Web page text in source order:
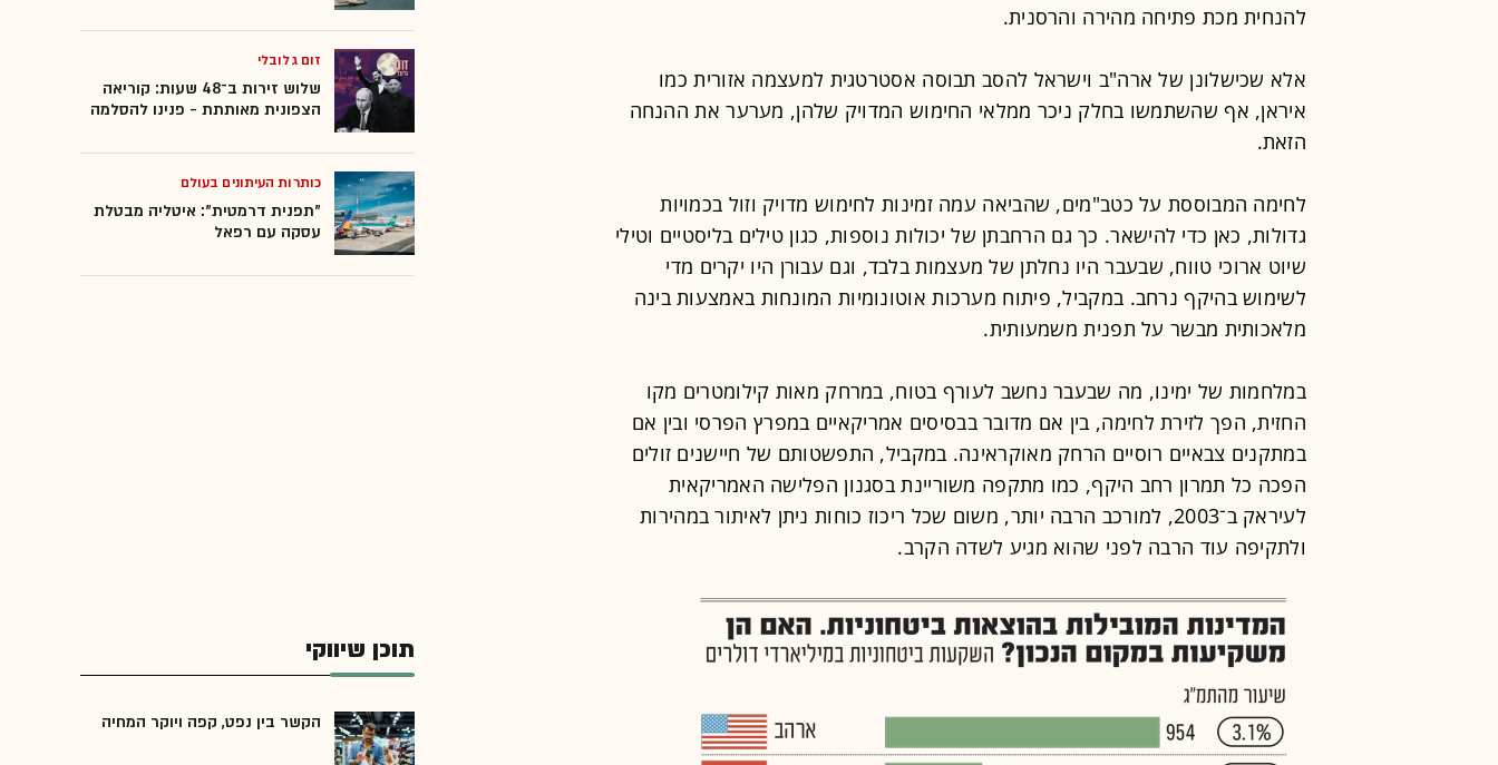
להנחית מכת פתיחה מהירה והרסנית.
אלא שכישלונן של ארה"ב וישראל להסב תבוסה אסטרטגית למעצמה אזורית כמו
איראן, אף שהשתמשו בחלק ניכר ממלאי החימוש המדויק שלהן, מערער את ההנחה
הזאת.
לחימה המבוססת על כטב"מים, שהביאה עמה זמינות לחימוש מדויק וזול בכמויות
גדולות, כאן כדי להישאר. כך גם הרחבתן של יכולות נוספות, כגון טילים בליסטיים וטילי
שיוט ארוכי טווח, שבעבר היו נחלתן של מעצמות בלבד, וגם עבורן היו יקרים מדי
לשימוש בהיקף נרחב. במקביל, פיתוח מערכות אוטונומיות המונחות באמצעות בינה
מלאכותית מבשר על תפנית משמעותית.
במלחמות של ימינו, מה שבעבר נחשב לעורף בטוח, במרחק מאות קילומטרים מקו
החזית, הפך לזירת לחימה, בין אם מדובר בבסיסים אמריקאיים במפרץ הפרסי ובין אם
במתקנים צבאיים רוסיים הרחק מאוקראינה. במקביל, התפשטותם של חיישנים זולים
הפכה כל תמרון רחב היקף, כמו מתקפה משוריינת בסגנון הפלישה האמריקאית
לעיראק ב־2003, למורכב הרבה יותר, משום שכל ריכוז כוחות ניתן לאיתור במהירות
ולתקיפה עוד הרבה לפני שהוא מגיע לשדה הקרב.
זום גלובלי
שלוש זירות ב־48 שעות: קוריאה
הצפונית מאותתת - פנינו להסלמה
כותרות העיתונים בעולם
"תפנית דרמטית": איטליה מבטלת
עסקה עם רפאל
תוכן שיווקי
הקשר בין נפט, קפה ויוקר המחיה